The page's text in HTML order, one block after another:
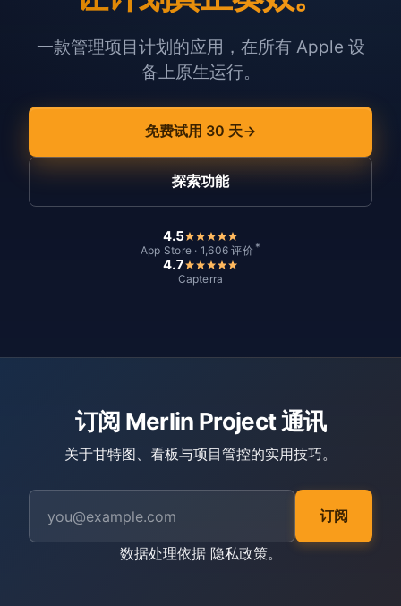
一款管理项目计划的应用，在所有 Apple 设
备上原生运行。
免费试用 30 天
探索功能
4.5
App Store · 1,606 评价 *
4.7
Capterra
订阅 Merlin Project 通讯
关于甘特图、看板与项目管控的实用技巧。
订阅
数据处理依据 隐私政策。